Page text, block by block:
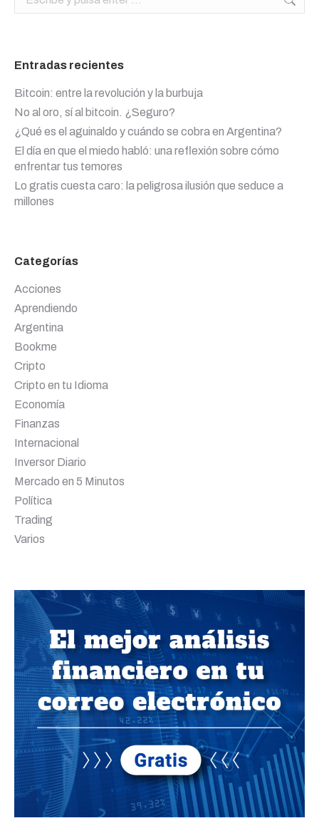
Entradas recientes
Bitcoin: entre la revolución y la burbuja
No al oro, sí al bitcoin. ¿Seguro?
¿Qué es el aguinaldo y cuándo se cobra en Argentina?
El día en que el miedo habló: una reflexión sobre cómo
enfrentar tus temores
Lo gratis cuesta caro: la peligrosa ilusión que seduce a
millones
Categorías
Acciones
Aprendiendo
Argentina
Bookme
Cripto
Cripto en tu Idioma
Economía
Finanzas
Internacional
Inversor Diario
Mercado en 5 Minutos
Política
Trading
Varios